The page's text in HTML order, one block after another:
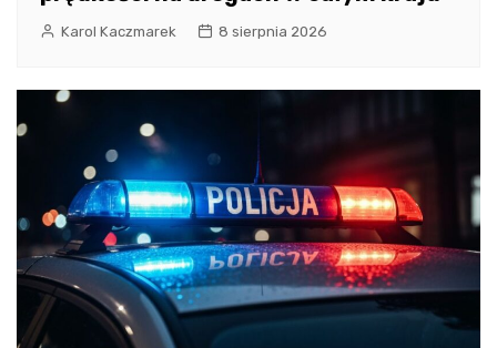
Karol Kaczmarek 8 sierpnia 2026